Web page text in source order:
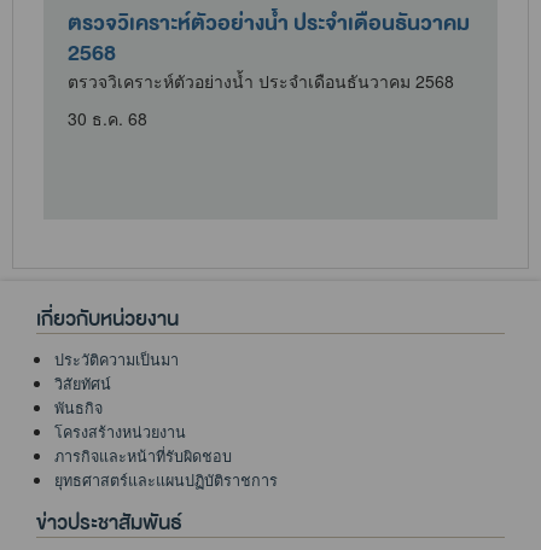
ตรวจวิเคราะห์ตัวอย่างน้ำ ประจำเดือนธันวาคม
2568
ตรวจวิเคราะห์ตัวอย่างน้ำ ประจำเดือนธันวาคม 2568
30 ธ.ค. 68
เกี่ยวกับหน่วยงาน
ประวัติความเป็นมา
วิสัยทัศน์
พันธกิจ
โครงสร้างหน่วยงาน
ภารกิจและหน้าที่รับผิดชอบ
ยุทธศาสตร์และแผนปฏิบัติราชการ
ข่าวประชาสัมพันธ์